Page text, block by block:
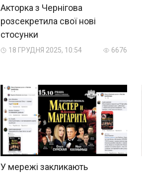
Акторка з Чернігова
розсекретила свої нові
стосунки
18 ГРУДНЯ 2025, 10:54 6676
У мережі закликають